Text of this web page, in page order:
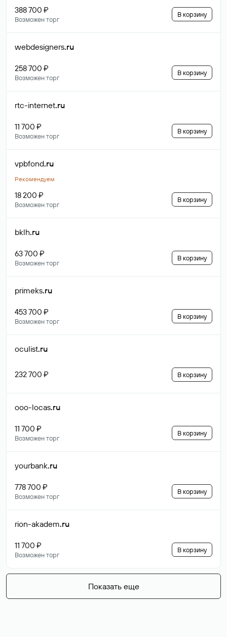
388 700 ₽
Возможен торг
В корзину
webdesigners.ru
258 700 ₽
Возможен торг
В корзину
rtc-internet.ru
11 700 ₽
Возможен торг
В корзину
vpbfond.ru
Рекомендуем
18 200 ₽
Возможен торг
В корзину
bklh.ru
63 700 ₽
Возможен торг
В корзину
primeks.ru
453 700 ₽
Возможен торг
В корзину
oculist.ru
232 700 ₽ В корзину
ooo-locas.ru
11 700 ₽
Возможен торг
В корзину
yourbank.ru
778 700 ₽
Возможен торг
В корзину
rion-akadem.ru
11 700 ₽
Возможен торг
В корзину
Показать еще